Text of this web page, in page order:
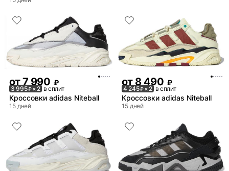
от7 990 ₽
3 995₽× 2 в сплит
Кроссовки adidas Niteball
15 дней
от8 490 ₽
4 245₽× 2 в сплит
Кроссовки adidas Niteball
15 дней